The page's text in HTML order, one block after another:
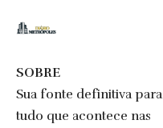
SOBRE
Sua fonte definitiva para
tudo que acontece nas